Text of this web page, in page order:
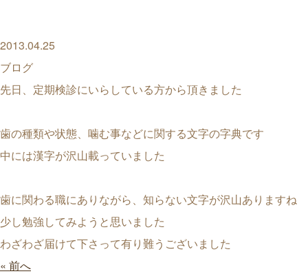
2013.04.25
ブログ
先日、定期検診にいらしている方から頂きました
歯の種類や状態、噛む事などに関する文字の字典です
中には漢字が沢山載っていました
歯に関わる職にありながら、知らない文字が沢山ありますね
少し勉強してみようと思いました
わざわざ届けて下さって有り難うございました
« 前へ